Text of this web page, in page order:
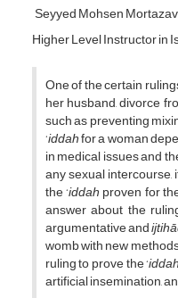
Seyyed Mohsen
Higher Level Instructor in
One of the certain
her husband, divorce
such as preventing
‘iddahfor a woman
in medical issues and
any sexual
the ‘iddahproven for
answer about the
argumentative and
womb with new
ruling to prove the ‘iddah
artificial insemination,